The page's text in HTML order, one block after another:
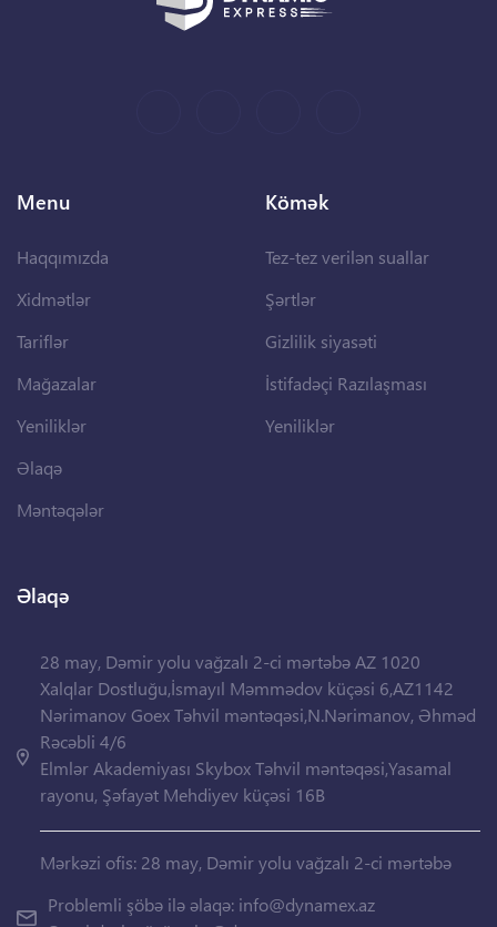
Menu
Haqqımızda
Xidmətlər
Tariflər
Mağazalar
Yeniliklər
Əlaqə
Məntəqələr
Kömək
Tez-tez verilən suallar
Şərtlər
Gizlilik siyasəti
İstifadəçi Razılaşması
Yeniliklər
Əlaqə
28 may, Dəmir yolu vağzalı 2-ci mərtəbə AZ 1020
Xalqlar Dostluğu,İsmayıl Məmmədov küçəsi 6,AZ1142
Nərimanov Goex Təhvil məntəqəsi,N.Nərimanov, Əhməd
Rəcəbli 4/6
Elmlər Akademiyası Skybox Təhvil məntəqəsi,Yasamal
rayonu, Şəfayət Mehdiyev küçəsi 16B
Mərkəzi ofis: 28 may, Dəmir yolu vağzalı 2-ci mərtəbə
Problemli şöbə ilə əlaqə: info@dynamex.az